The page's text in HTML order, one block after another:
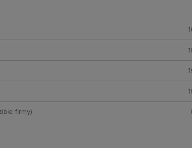
firmy)